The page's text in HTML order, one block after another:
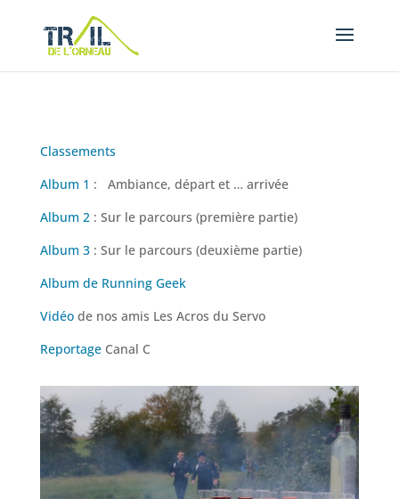
Classements
Album 1 : Ambiance, départ et … arrivée
Album 2: Sur le parcours (première partie)
Album 3: Sur le parcours (deuxième partie)
Album de Running Geek
Vidéode nos amis Les Acros du Servo
ReportageCanal C